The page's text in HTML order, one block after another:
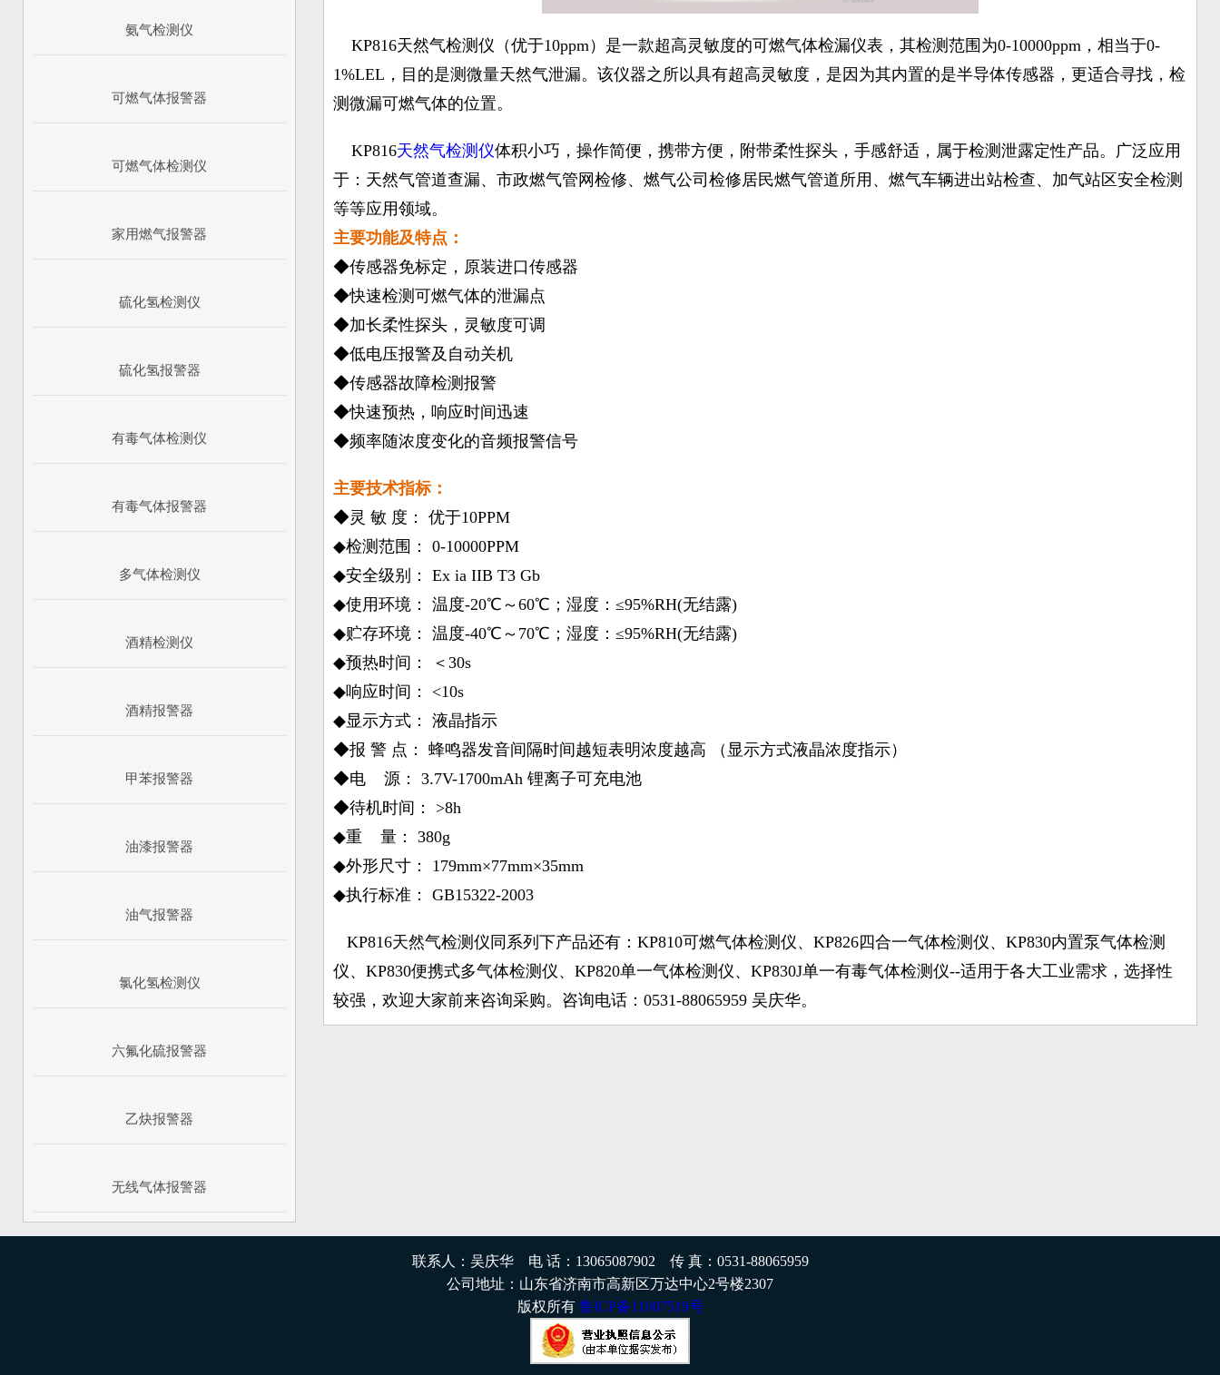
氨气检测仪
可燃气体报警器
可燃气体检测仪
家用燃气报警器
硫化氢检测仪
硫化氢报警器
有毒气体检测仪
有毒气体报警器
多气体检测仪
酒精检测仪
酒精报警器
甲苯报警器
油漆报警器
油气报警器
氯化氢检测仪
六氟化硫报警器
乙炔报警器
无线气体报警器
KP816天然气检测仪（优于10ppm）是一款超高灵敏度的可燃气体检漏仪表，其检测范围为0-10000ppm，相当于0-
1%LEL，目的是测微量天然气泄漏。该仪器之所以具有超高灵敏度，是因为其内置的是半导体传感器，更适合寻找，检
测微漏可燃气体的位置。
KP816天然气检测仪体积小巧，操作简便，携带方便，附带柔性探头，手感舒适，属于检测泄露定性产品。广泛应用
于：天然气管道查漏、市政燃气管网检修、燃气公司检修居民燃气管道所用、燃气车辆进出站检查、加气站区安全检测
等等应用领域。
主要功能及特点：
◆传感器免标定，原装进口传感器
◆快速检测可燃气体的泄漏点
◆加长柔性探头，灵敏度可调
◆低电压报警及自动关机
◆传感器故障检测报警
◆快速预热，响应时间迅速
◆频率随浓度变化的音频报警信号
主要技术指标：
◆灵 敏 度： 优于10PPM
◆检测范围： 0-10000PPM
◆安全级别： Ex ia IIB T3 Gb
◆使用环境： 温度-20℃～60℃；湿度：≤95%RH(无结露)
◆贮存环境： 温度-40℃～70℃；湿度：≤95%RH(无结露)
◆预热时间： ＜30s
◆响应时间： <10s
◆显示方式： 液晶指示
◆报 警 点： 蜂鸣器发音间隔时间越短表明浓度越高 （显示方式液晶浓度指示）
◆电 源： 3.7V-1700mAh 锂离子可充电池
◆待机时间： >8h
◆重 量： 380g
◆外形尺寸： 179mm×77mm×35mm
◆执行标准： GB15322-2003
KP816天然气检测仪同系列下产品还有：KP810可燃气体检测仪、KP826四合一气体检测仪、KP830内置泵气体检测
仪、KP830便携式多气体检测仪、KP820单一气体检测仪、KP830J单一有毒气体检测仪--适用于各大工业需求，选择性
较强，欢迎大家前来咨询采购。咨询电话：0531-88065959 吴庆华。
联系人：吴庆华 电 话：13065087902 传 真：0531-88065959
公司地址：山东省济南市高新区万达中心2号楼2307
版权所有 鲁ICP备11007519号